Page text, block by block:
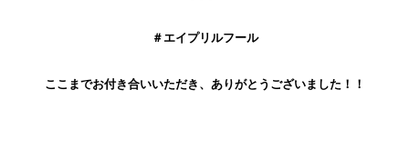
＃エイプリルフール
ここまでお付き合いいただき、ありがとうございました！！